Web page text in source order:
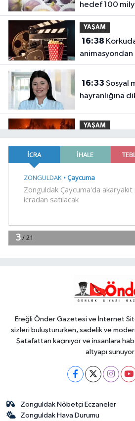
hedef 100
YAŞAM
16:38
vizyonda
16:33
hayranlığına
YAŞAM
istratejik risk...
16:20Sakarya'da 'Ortaköy Barajı'
16:09
kırmızı alarm!
Ereğli Önder Gazetesi ve İnternet
sizleri buluştururken, sadelik ve
Şatafattan kaçınıyor ve insanlara
altyapı sunuyor.
Zonguldak Nöbetçi Eczaneler
Zonguldak Hava Durumu